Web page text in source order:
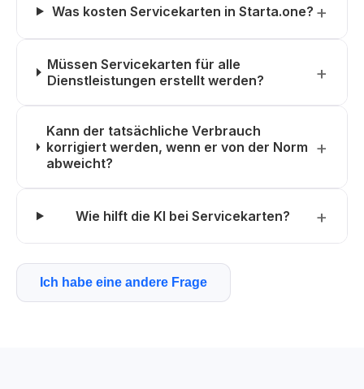
Was kosten Servicekarten in Starta.one?
Müssen Servicekarten für alle
Dienstleistungen erstellt werden?
Kann der tatsächliche Verbrauch
korrigiert werden, wenn er von der Norm
abweicht?
Wie hilft die KI bei Servicekarten?
Ich habe eine andere Frage